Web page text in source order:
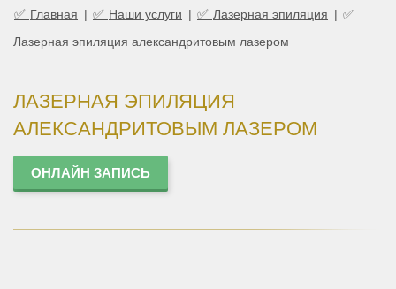
✅ Главная | ✅ Наши услуги | ✅ Лазерная эпиляция | ✅
Лазерная эпиляция александритовым лазером
ЛАЗЕРНАЯ ЭПИЛЯЦИЯ
АЛЕКСАНДРИТОВЫМ ЛАЗЕРОМ
ОНЛАЙН ЗАПИСЬ